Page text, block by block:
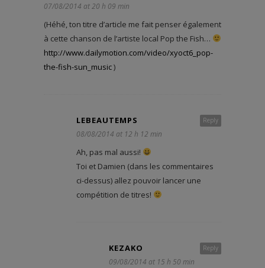
07/08/2014 at 20 h 09 min
(Héhé, ton titre d’article me fait penser également
à cette chanson de l’artiste local Pop the Fish…
http://www.dailymotion.com/video/xyoct6_pop-
the-fish-sun_music)
Reply
LEBEAUTEMPS
08/08/2014 at 12 h 12 min
Ah, pas mal aussi!
Toi et Damien (dans les commentaires
ci-dessus) allez pouvoir lancer une
compétition de titres!
Reply
KEZAKO
09/08/2014 at 15 h 50 min